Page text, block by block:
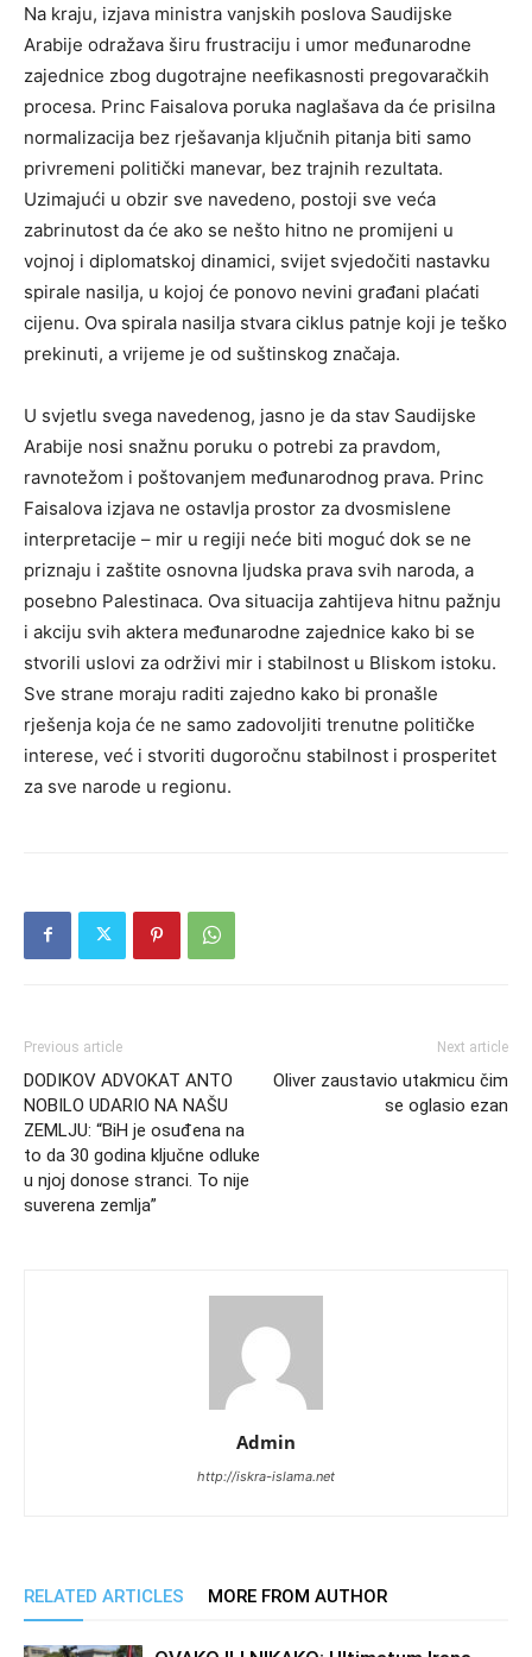
Na kraju, izjava ministra vanjskih poslova Saudijske
Arabije odražava širu frustraciju i umor međunarodne
zajednice zbog dugotrajne neefikasnosti pregovaračkih
procesa. Princ Faisalova poruka naglašava da će prisilna
normalizacija bez rješavanja ključnih pitanja biti samo
privremeni politički manevar, bez trajnih rezultata.
Uzimajući u obzir sve navedeno, postoji sve veća
zabrinutost da će ako se nešto hitno ne promijeni u
vojnoj i diplomatskoj dinamici, svijet svjedočiti nastavku
spirale nasilja, u kojoj će ponovo nevini građani plaćati
cijenu. Ova spirala nasilja stvara ciklus patnje koji je teško
prekinuti, a vrijeme je od suštinskog značaja.
U svjetlu svega navedenog, jasno je da stav Saudijske
Arabije nosi snažnu poruku o potrebi za pravdom,
ravnotežom i poštovanjem međunarodnog prava. Princ
Faisalova izjava ne ostavlja prostor za dvosmislene
interpretacije – mir u regiji neće biti moguć dok se ne
priznaju i zaštite osnovna ljudska prava svih naroda, a
posebno Palestinaca. Ova situacija zahtijeva hitnu pažnju
i akciju svih aktera međunarodne zajednice kako bi se
stvorili uslovi za održivi mir i stabilnost u Bliskom istoku.
Sve strane moraju raditi zajedno kako bi pronašle
rješenja koja će ne samo zadovoljiti trenutne političke
interese, već i stvoriti dugoročnu stabilnost i prosperitet
za sve narode u regionu.
Previous article
DODIKOV ADVOKAT ANTO
NOBILO UDARIO NA NAŠU
ZEMLJU: “BiH je osuđena na
to da 30 godina ključne odluke
u njoj donose stranci. To nije
suverena zemlja”
Next article
Oliver zaustavio utakmicu čim
se oglasio ezan
Admin
http://iskra-islama.net
RELATED ARTICLES MORE FROM AUTHOR